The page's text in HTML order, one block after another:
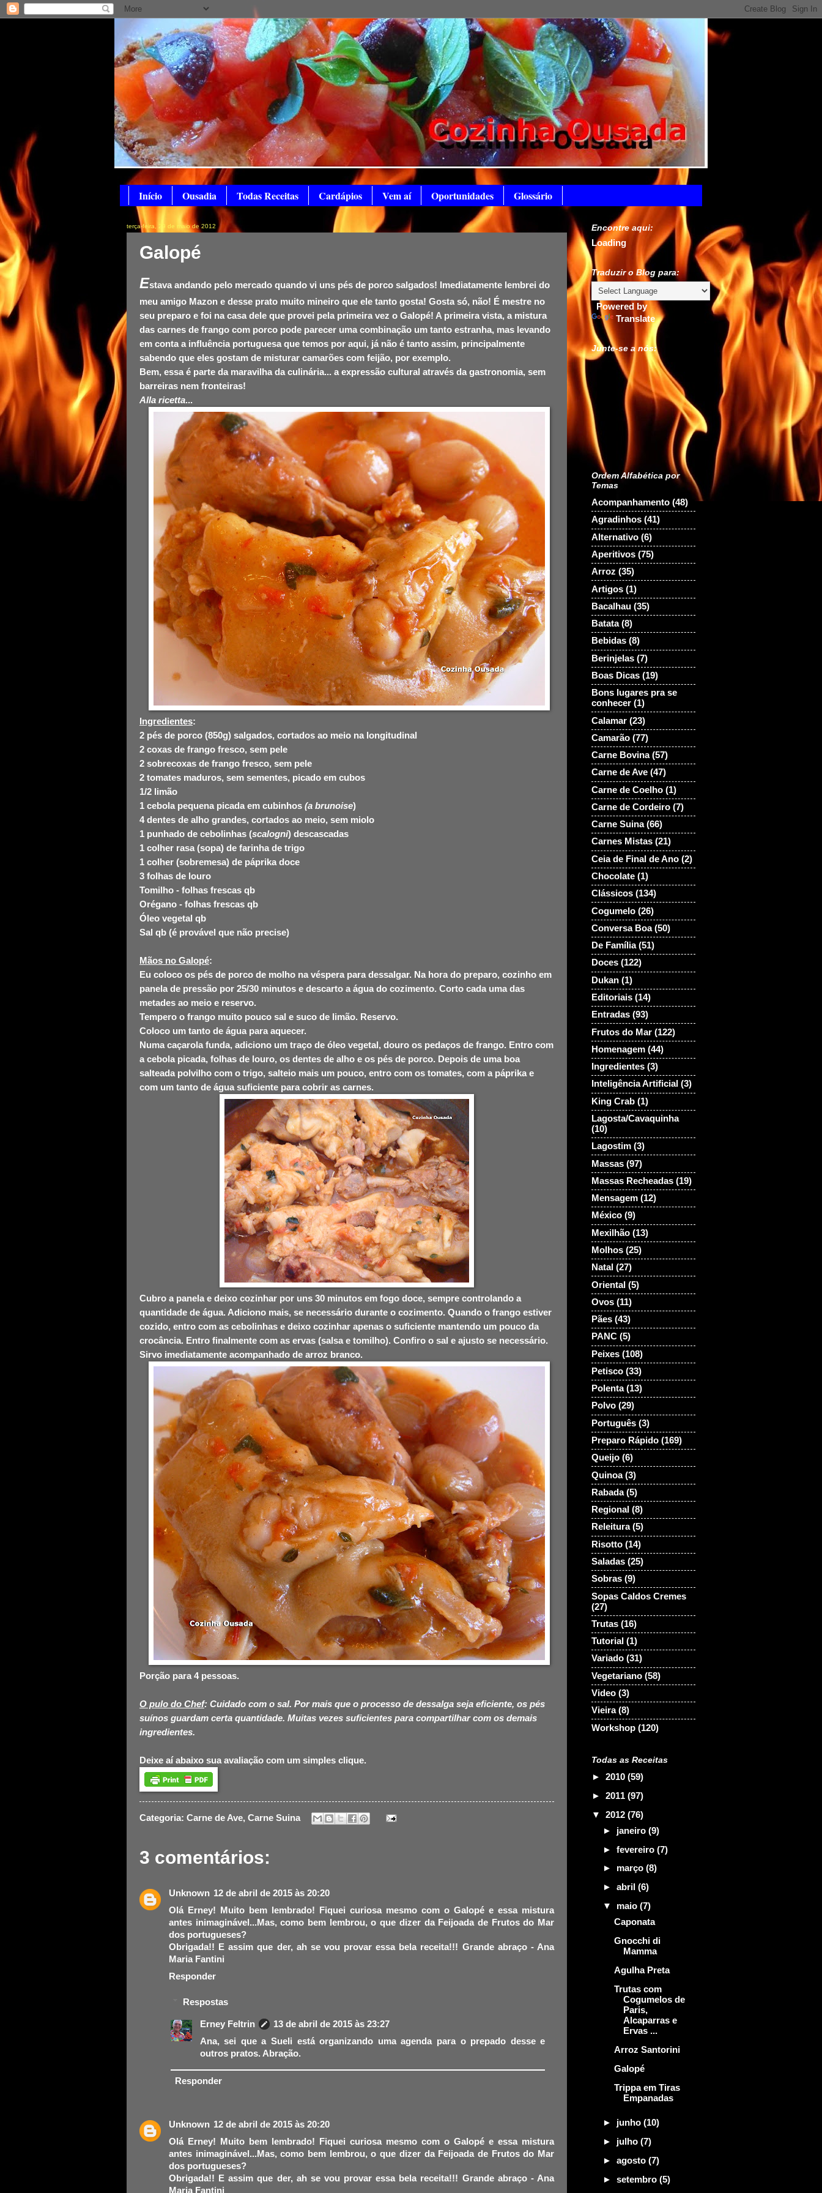
Início Ousadia Todas Receitas Cardápios Vem aí Oportunidades Glossário
terça-feira, 29 de maio de 2012
Galopé
Estava andando pelo mercado quando vi uns pés de porco salgados! Imediatamente lembrei do
meu amigo Mazon e desse prato muito mineiro que ele tanto gosta! Gosta só, não! É mestre no
seu preparo e foi na casa dele que provei pela primeira vez o Galopé! A primeira vista, a mistura
das carnes de frango com porco pode parecer uma combinação um tanto estranha, mas levando
em conta a influência portuguesa que temos por aqui, já não é tanto assim, principalmente
sabendo que eles gostam de misturar camarões com feijão, por exemplo.
Bem, essa é parte da maravilha da culinária... a expressão cultural através da gastronomia, sem
barreiras nem fronteiras!
Alla ricetta...
Ingredientes:
2 pés de porco (850g) salgados, cortados ao meio na longitudinal
2 coxas de frango fresco, sem pele
2 sobrecoxas de frango fresco, sem pele
2 tomates maduros, sem sementes, picado em cubos
1/2 limão
1 cebola pequena picada em cubinhos (a brunoise)
4 dentes de alho grandes, cortados ao meio, sem miolo
1 punhado de cebolinhas (scalogni) descascadas
1 colher rasa (sopa) de farinha de trigo
1 colher (sobremesa) de páprika doce
3 folhas de louro
Tomilho - folhas frescas qb
Orégano - folhas frescas qb
Óleo vegetal qb
Sal qb (é provável que não precise)
Mãos no Galopé:
Eu coloco os pés de porco de molho na véspera para dessalgar. Na hora do preparo, cozinho em
panela de pressão por 25/30 minutos e descarto a água do cozimento. Corto cada uma das
metades ao meio e reservo.
Tempero o frango muito pouco sal e suco de limão. Reservo.
Coloco um tanto de água para aquecer.
Numa caçarola funda, adiciono um traço de óleo vegetal, douro os pedaços de frango. Entro com
a cebola picada, folhas de louro, os dentes de alho e os pés de porco. Depois de uma boa
salteada polvilho com o trigo, salteio mais um pouco, entro com os tomates, com a páprika e
com um tanto de água suficiente para cobrir as carnes.
Cubro a panela e deixo cozinhar por uns 30 minutos em fogo doce, sempre controlando a
quantidade de água. Adiciono mais, se necessário durante o cozimento. Quando o frango estiver
cozido, entro com as cebolinhas e deixo cozinhar apenas o suficiente mantendo um pouco da
crocância. Entro finalmente com as ervas (salsa e tomilho). Confiro o sal e ajusto se necessário.
Sirvo imediatamente acompanhado de arroz branco.
Porção para 4 pessoas.
O pulo do Chef: Cuidado com o sal. Por mais que o processo de dessalga seja eficiente, os pés
suínos guardam certa quantidade. Muitas vezes suficientes para compartilhar com os demais
ingredientes.
Deixe aí abaixo sua avaliação com um simples clique.
Categoria: Carne de Ave, Carne Suina
3 comentários:
Unknown 12 de abril de 2015 às 20:20
Olá Erney! Muito bem lembrado! Fiquei curiosa mesmo com o Galopé e essa mistura
antes inimaginável...Mas, como bem lembrou, o que dizer da Feijoada de Frutos do Mar
dos portugueses?
Obrigada!! E assim que der, ah se vou provar essa bela receita!!! Grande abraço - Ana
Maria Fantini
Responder
Respostas
Erney Feltrin
13 de abril de 2015 às 23:27
Ana, sei que a Sueli está organizando uma agenda para o prepado desse e
outros pratos. Abração.
Responder
Unknown 12 de abril de 2015 às 20:20
Olá Erney! Muito bem lembrado! Fiquei curiosa mesmo com o Galopé e essa mistura
antes inimaginável...Mas, como bem lembrou, o que dizer da Feijoada de Frutos do Mar
dos portugueses?
Obrigada!! E assim que der, ah se vou provar essa bela receita!!! Grande abraço - Ana
Maria Fantini
Encontre aqui:
Loading
Traduzir o Blog para:
Powered by
Translate
Junte-se a nós:
Ordem Alfabética por
Temas
Acompanhamento (48)
Agradinhos (41)
Alternativo (6)
Aperitivos (75)
Arroz (35)
Artigos (1)
Bacalhau (35)
Batata (8)
Bebidas (8)
Berinjelas (7)
Boas Dicas (19)
Bons lugares pra se
conhecer (1)
Calamar (23)
Camarão (77)
Carne Bovina (57)
Carne de Ave (47)
Carne de Coelho (1)
Carne de Cordeiro (7)
Carne Suina (66)
Carnes Mistas (21)
Ceia de Final de Ano (2)
Chocolate (1)
Clássicos (134)
Cogumelo (26)
Conversa Boa (50)
De Família (51)
Doces (122)
Dukan (1)
Editoriais (14)
Entradas (93)
Frutos do Mar (122)
Homenagem (44)
Ingredientes (3)
Inteligência Artificial (3)
King Crab (1)
Lagosta/Cavaquinha
(10)
Lagostim (3)
Massas (97)
Massas Recheadas (19)
Mensagem (12)
México (9)
Mexilhão (13)
Molhos (25)
Natal (27)
Oriental (5)
Ovos (11)
Pães (43)
PANC (5)
Peixes (108)
Petisco (33)
Polenta (13)
Polvo (29)
Português (3)
Preparo Rápido (169)
Queijo (6)
Quinoa (3)
Rabada (5)
Regional (8)
Releitura (5)
Risotto (14)
Saladas (25)
Sobras (9)
Sopas Caldos Cremes
(27)
Trutas (16)
Tutorial (1)
Variado (31)
Vegetariano (58)
Video (3)
Vieira (8)
Workshop (120)
Todas as Receitas
► 2010 (59)
► 2011 (97)
▼ 2012 (76)
► janeiro (9)
► fevereiro (7)
► março (8)
► abril (6)
▼ maio (7)
Caponata
Gnocchi di
Mamma
Agulha Preta
Trutas com
Cogumelos de
Paris,
Alcaparras e
Ervas ...
Arroz Santorini
Galopé
Trippa em Tiras
Empanadas
► junho (10)
► julho (7)
► agosto (7)
► setembro (5)